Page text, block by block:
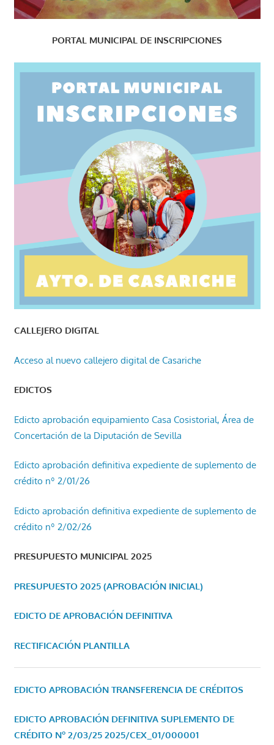
PORTAL MUNICIPAL DE INSCRIPCIONES
CALLEJERO DIGITAL
Acceso al nuevo callejero digital de Casariche
EDICTOS
Edicto aprobación equipamiento Casa Cosistorial, Área de
Concertación de la Diputación de Sevilla
Edicto aprobación definitiva expediente de suplemento de
crédito nº 2/01/26
Edicto aprobación definitiva expediente de suplemento de
crédito nº 2/02/26
PRESUPUESTO MUNICIPAL 2025
PRESUPUESTO 2025 (APROBACIÓN INICIAL)
EDICTO DE APROBACIÓN DEFINITIVA
RECTIFICACIÓN PLANTILLA
EDICTO APROBACIÓN TRANSFERENCIA DE CRÉDITOS
EDICTO APROBACIÓN DEFINITIVA SUPLEMENTO DE
CRÉDITO Nº 2/03/25 2025/CEX_01/000001